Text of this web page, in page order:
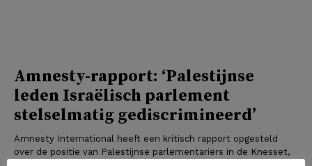
Amnesty-rapport: ‘Palestijnse
leden Israëlisch parlement
stelselmatig gediscrimineerd’
Amnesty International heeft een kritisch rapport opgesteld
over de positie van Palestijnse parlementariërs in de Knesset,